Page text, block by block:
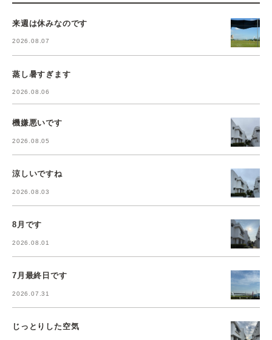
来週は休みなのです
2026.08.07
蒸し暑すぎます
2026.08.06
機嫌悪いです
2026.08.05
涼しいですね
2026.08.03
8月です
2026.08.01
7月最終日です
2026.07.31
じっとりした空気